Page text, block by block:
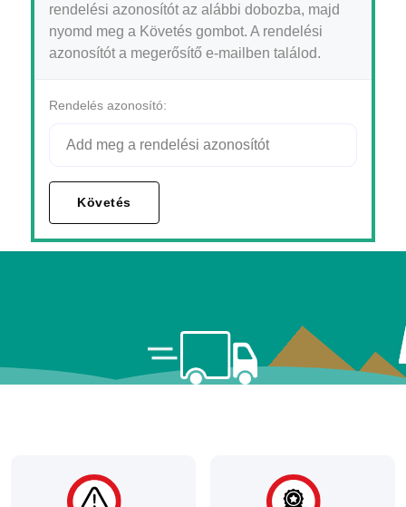
rendelési azonosítót az alábbi dobozba, majd
nyomd meg a Követés gombot. A rendelési
azonosítót a megerősítő e-mailben találod.
Rendelés azonosító:
Követés